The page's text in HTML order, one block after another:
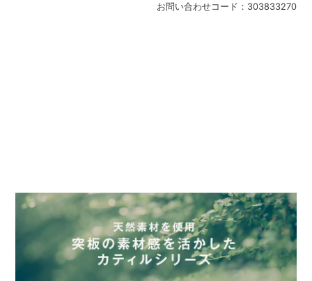
お問い合わせコード： 303833270